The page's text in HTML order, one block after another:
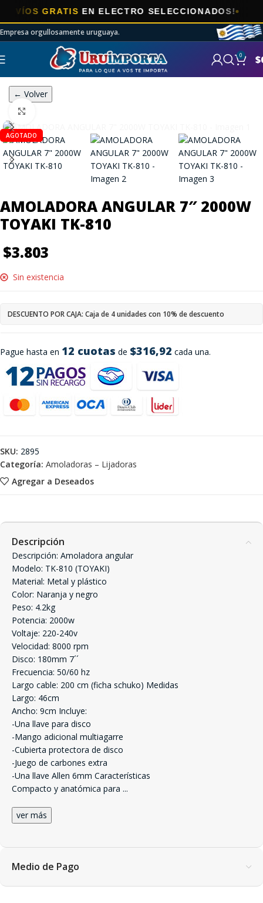
GRATISEN ELECTRO SELECCIONADOS!
Empresa orgullosamente uruguaya.
0 $
← Volver
AGOTADO
AMOLADORA ANGULAR 7″ 2000W
TOYAKI TK-810
$3.803
Pague hasta en 12 cuotas de $316,92 cada una.
Sin existencia
DESCUENTO POR CAJA: Caja de 4 unidades con 10% de descuento
Agregar a Deseados
SKU: 2895
Categoría: Amoladoras – Lijadoras
Descripción
Descripción: Amoladora angular
Modelo: TK-810 (TOYAKI)
Material: Metal y plástico
Color: Naranja y negro
Peso: 4.2kg
Potencia: 2000w
Voltaje: 220-240v
Velocidad: 8000 rpm
Disco: 180mm 7´´
Frecuencia: 50/60 hz
Largo cable: 200 cm (ficha schuko) Medidas
Largo: 46cm
Ancho: 9cm Incluye:
-Una llave para disco
-Mango adicional multiagarre
-Cubierta protectora de disco
-Juego de carbones extra
-Una llave Allen 6mm Características
Compacto y anatómica para ...
ver más
Medio de Pago